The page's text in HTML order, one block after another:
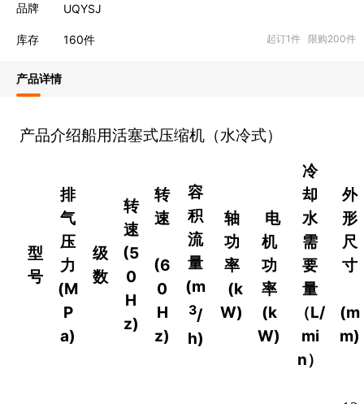
品牌 UQYSJ
库存 160件 起订1件 限购200件
产品详情
产品介绍船用活塞式压缩机（水冷式）
型
号
排
气
压
力
(M
P
a)
级
数
转
速
(5
0
H
z)
转
速
(6
0
H
z)
容
积
流
量
(m
3/
h)
轴
功
率
(k
W)
电
机
功
率
(k
W)
冷
却
水
需
要
量
（L/
mi
n）
外
形
尺
寸
(m
m)